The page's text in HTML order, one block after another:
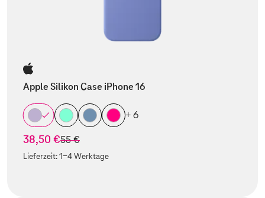
Apple Silikon Case iPhone 16
+ 6
38,50 €statt
55 €
Lieferzeit:1-4 Werktage